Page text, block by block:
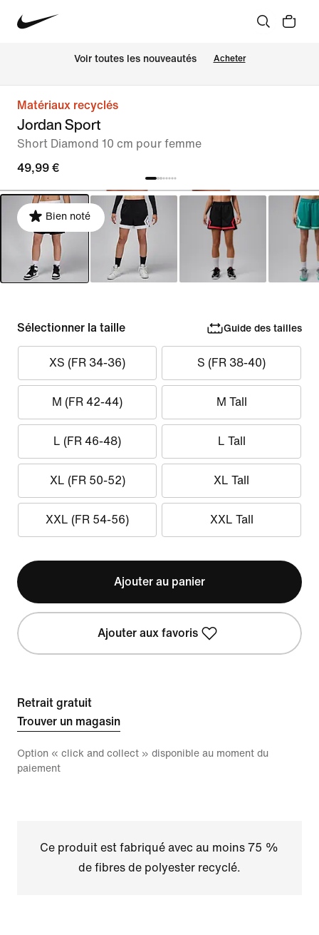
Voir toutes les nouveautés Acheter
Matériaux recyclés
Jordan Sport
Short Diamond 10 cm pour femme
49,99 €
Bien noté
Sélectionner la taille Guide des tailles
XS (FR 34-36) S (FR 38-40)
M (FR 42-44) M Tall
L (FR 46-48) L Tall
XL (FR 50-52) XL Tall
XXL (FR 54-56) XXL Tall
Ajouter au panier
Ajouter aux favoris
Retrait gratuit
Trouver un magasin
Option « click and collect » disponible au moment du
paiement
Ce produit est fabriqué avec au moins 75 %
de fibres de polyester recyclé.